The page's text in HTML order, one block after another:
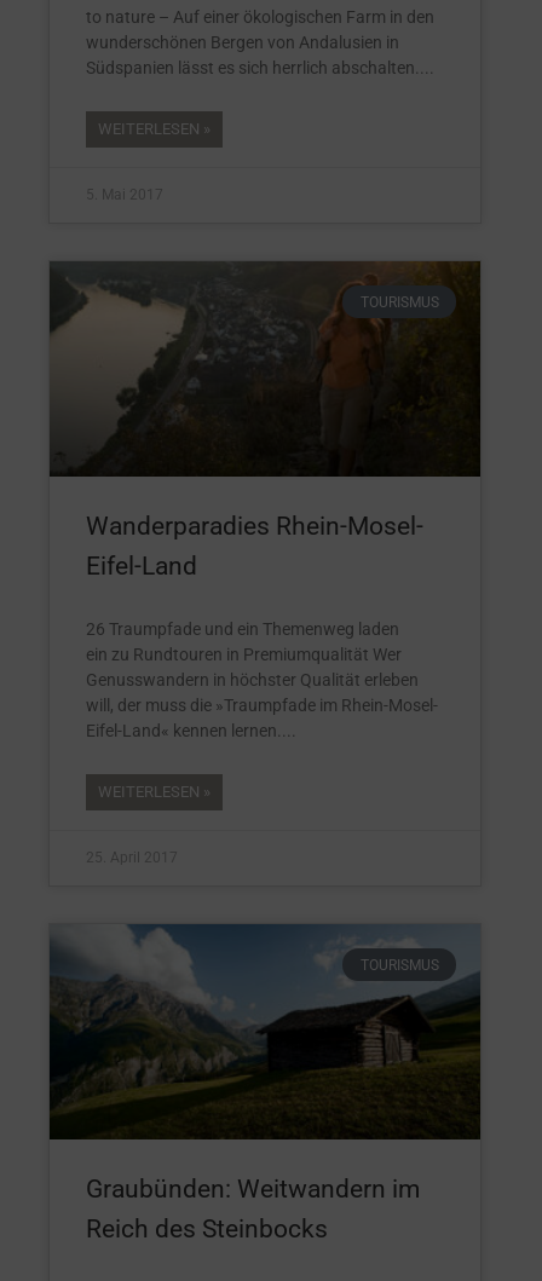
to nature – Auf einer ökologischen Farm in den
wunderschönen Bergen von Andalusien in
Südspanien lässt es sich herrlich abschalten.
WEITERLESEN »
5. Mai 2017
TOURISMUS
Wanderparadies Rhein-Mosel-
Eifel-Land
26 Traumpfade und ein Themenweg laden
ein zu Rundtouren in Premiumqualität Wer
Genusswandern in höchster Qualität erleben
will, der muss die »Traumpfade im Rhein-Mosel-
Eifel-Land« kennen lernen.
WEITERLESEN »
25. April 2017
TOURISMUS
Graubünden: Weitwandern im
Reich des Steinbocks